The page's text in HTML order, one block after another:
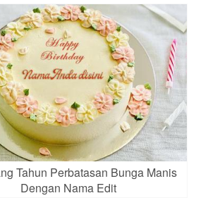
Tahun Perbatasan Bunga Manis
Dengan Nama Edit